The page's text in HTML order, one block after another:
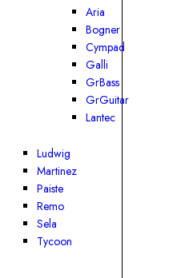
Aria
Bogner
Cympad
Galli
GrBass
GrGuitar
Lantec
Ludwig
Martinez
Paiste
Remo
Sela
Tycoon